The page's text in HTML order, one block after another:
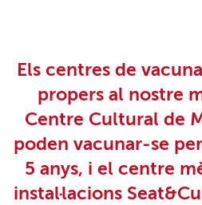
Els centres de
propers al nostre
Centre Cultural de
poden vacunar-se
5 anys, i el centre
instal·lacions